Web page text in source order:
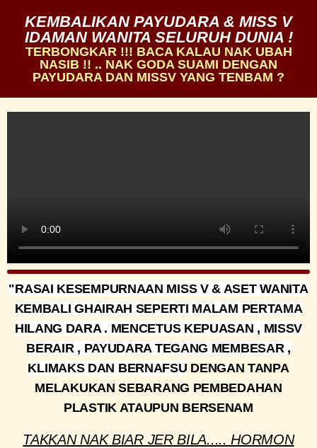
KEMBALIKAN PAYUDARA & MISS V
IDAMAN WANITA SELURUH DUNIA !
TERBONGKAR !!! BACA KALAU NAK UBAH
NASIB !! .. NAK GODA SUAMI DENGAN
PAYUDARA DAN MISSV YANG TENBAM ?
"RASAI KESEMPURNAAN MISS V & ASET WANITA
KEMBALI GHAIRAH SEPERTI MALAM PERTAMA
HILANG DARA . MENCETUS KEPUASAN , MISSV
BERAIR , PAYUDARA TEGANG MEMBESAR ,
KLIMAKS DAN BERNAFSU DENGAN TANPA
MELAKUKAN SEBARANG PEMBEDAHAN
PLASTIK ATAUPUN BERSENAM
TAKKAN NAK BIAR JER BILA..... HORMON